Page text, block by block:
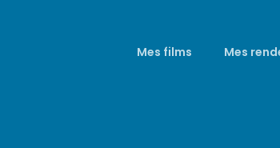
Mes films Mes